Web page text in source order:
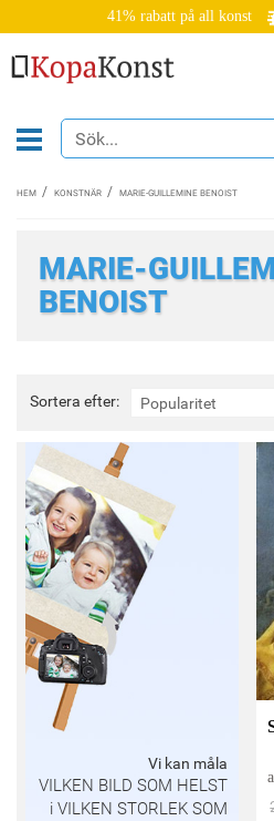
41% rabatt på all konst
HEM KONSTNÄR MARIE-GUILLEMINE BENOIST
MARIE-
BENOIST
Sortera efter: Popularitet
Sortera
efter:
Vi kan måla
VILKEN BILD SOM HELST
i VILKEN STORLEK SOM